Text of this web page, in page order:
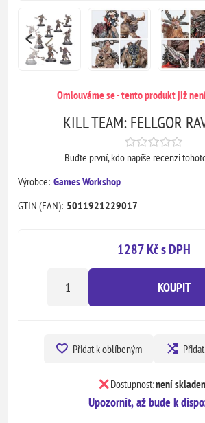
Omlouváme se - tento produkt již
KILL TEAM: FELLGOR
Buďte první, kdo napíše recenzi
Výrobce: Games Workshop
GTIN (EAN): 5011921229017
1287 Kč s DPH
KOUPIT
Přidat k oblíbeným
Dostupnost:není
Upozornit, až bude k